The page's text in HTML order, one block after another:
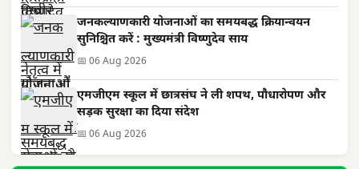
जनकल्याणकारी योजनाओं का समयबद्ध क्रियान्वयन
सुनिश्चित करें : मुख्यमंत्री विष्णुदेव साय
📅 06 Aug 2026
एमजीएम स्कूल में छात्रसंघ ने ली शपथ, पौधारोपण और
सड़क सुरक्षा का दिया संदेश
📅 06 Aug 2026